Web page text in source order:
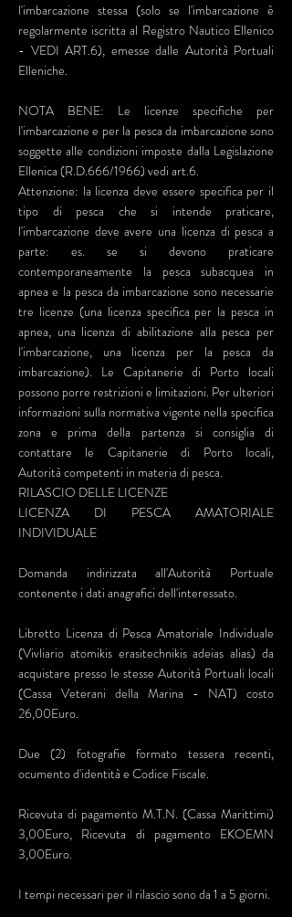
l'imbarcazione stessa (solo se l'imbarcazione è
regolarmente iscritta al Registro Nautico Ellenico
- VEDI ART.6), emesse dalle Autorità Portuali
Elleniche.
NOTA BENE: Le licenze specifiche per
l'imbarcazione e per la pesca da imbarcazione sono
soggette alle condizioni imposte dalla Legislazione
Ellenica (R.D.666/1966) vedi art.6.
Attenzione: la licenza deve essere specifica per il
tipo di pesca che si intende praticare,
l'imbarcazione deve avere una licenza di pesca a
parte: es. se si devono praticare
contemporaneamente la pesca subacquea in
apnea e la pesca da imbarcazione sono necessarie
tre licenze (una licenza specifica per la pesca in
apnea, una licenza di abilitazione alla pesca per
l'imbarcazione, una licenza per la pesca da
imbarcazione). Le Capitanerie di Porto locali
possono porre restrizioni e limitazioni. Per ulteriori
informazioni sulla normativa vigente nella specifica
zona e prima della partenza si consiglia di
contattare le Capitanerie di Porto locali,
Autorità competenti in materia di pesca.
RILASCIO DELLE LICENZE
LICENZA DI PESCA AMATORIALE
INDIVIDUALE
Domanda indirizzata all'Autorità Portuale
contenente i dati anagrafici dell'interessato.
Libretto Licenza di Pesca Amatoriale Individuale
(Vivliario atomikis erasitechnikis adeias alias) da
acquistare presso le stesse Autorità Portuali locali
(Cassa Veterani della Marina - NAT) costo
26,00Euro.
Due (2) fotografie formato tessera recenti,
ocumento d'identità e Codice Fiscale.
Ricevuta di pagamento M.T.N. (Cassa Marittimi)
3,00Euro, Ricevuta di pagamento EKOEMN
3,00Euro.
I tempi necessari per il rilascio sono da 1 a 5 giorni.